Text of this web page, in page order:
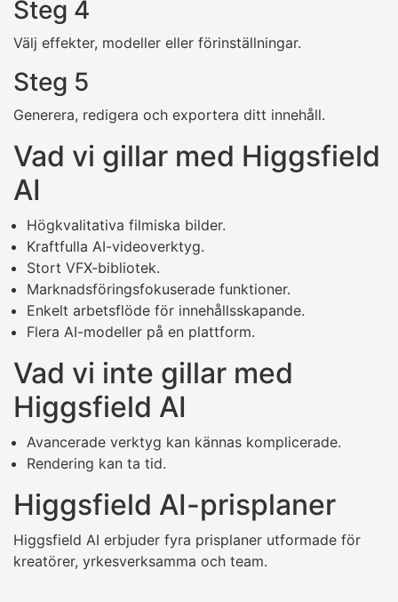
Steg 4
Välj effekter, modeller eller förinställningar.
Steg 5
Generera, redigera och exportera ditt innehåll.
Vad vi gillar med Higgsfield
AI
Högkvalitativa filmiska bilder.
Kraftfulla AI-videoverktyg.
Stort VFX-bibliotek.
Marknadsföringsfokuserade funktioner.
Enkelt arbetsflöde för innehållsskapande.
Flera AI-modeller på en plattform.
Vad vi inte gillar med
Higgsfield AI
Avancerade verktyg kan kännas komplicerade.
Rendering kan ta tid.
Higgsfield AI-prisplaner
Higgsfield AI erbjuder fyra prisplaner utformade för
kreatörer, yrkesverksamma och team.